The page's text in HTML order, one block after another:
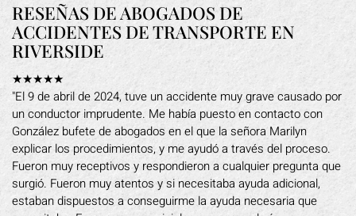
RESEÑAS DE ABOGADOS DE
ACCIDENTES DE TRANSPORTE EN
RIVERSIDE
★★★★★
"El 9 de abril de 2024, tuve un accidente muy grave causado por
un conductor imprudente. Me había puesto en contacto con
González bufete de abogados en el que la señora Marilyn
explicar los procedimientos, y me ayudó a través del proceso.
Fueron muy receptivos y respondieron a cualquier pregunta que
surgió. Fueron muy atentos y si necesitaba ayuda adicional,
estaban dispuestos a conseguirme la ayuda necesaria que